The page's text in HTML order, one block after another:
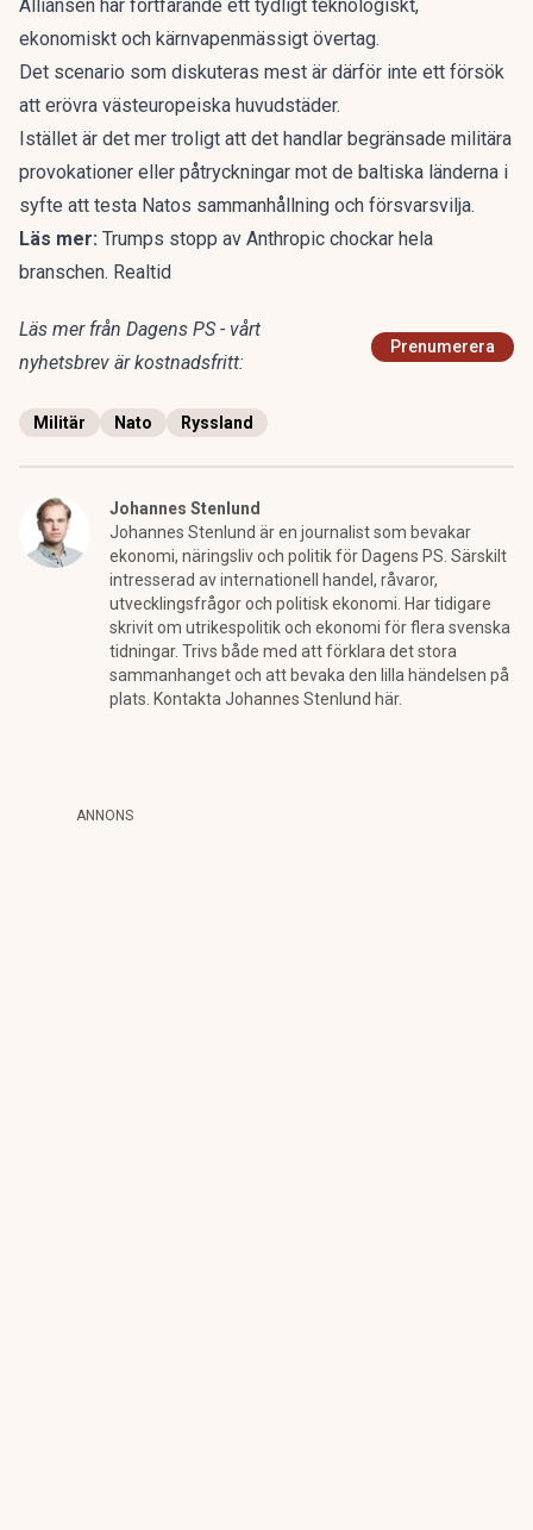
Alliansen har fortfarande ett tydligt teknologiskt,
ekonomiskt och kärnvapenmässigt övertag.
Det scenario som diskuteras mest är därför inte ett försök
att erövra västeuropeiska huvudstäder.
Istället är det mer troligt att det handlar begränsade militära
provokationer eller påtryckningar mot de baltiska länderna i
syfte att testa Natos sammanhållning och försvarsvilja.
Läs mer: Trumps stopp av Anthropic chockar hela
branschen. Realtid
Läs mer från Dagens PS - vårt
nyhetsbrev är kostnadsfritt:
Prenumerera
Militär Nato Ryssland
Johannes Stenlund
Johannes Stenlund är en journalist som bevakar
ekonomi, näringsliv och politik för Dagens PS. Särskilt
intresserad av internationell handel, råvaror,
utvecklingsfrågor och politisk ekonomi. Har tidigare
skrivit om utrikespolitik och ekonomi för flera svenska
tidningar. Trivs både med att förklara det stora
sammanhanget och att bevaka den lilla händelsen på
plats. Kontakta Johannes Stenlund här.
ANNONS